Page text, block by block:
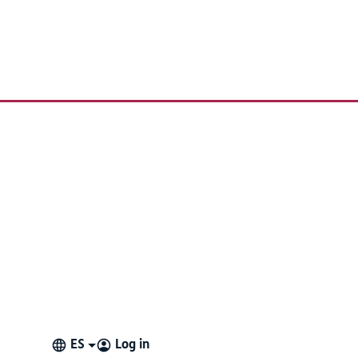
ES Log in
ajustes ni acciones especiales.
integradas de iOS. Una vez finalizada la llamada,
de Apple para obtener más información sobre las voces